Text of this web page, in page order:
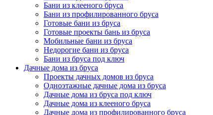
Бани из клееного бруса
Бани из профилированного бруса
Готовые бани из бруса
Готовые проекты бань из бруса
Мобильные бани из бруса
Недорогие бани из бруса
Бани из бруса под ключ
Дачные дома из бруса
Проекты дачных домов из бруса
Одноэтажные дачные дома из бруса
Дачные дома из бруса под ключ
Дачные дома из клееного бруса
Дачные дома из профилированного бруса